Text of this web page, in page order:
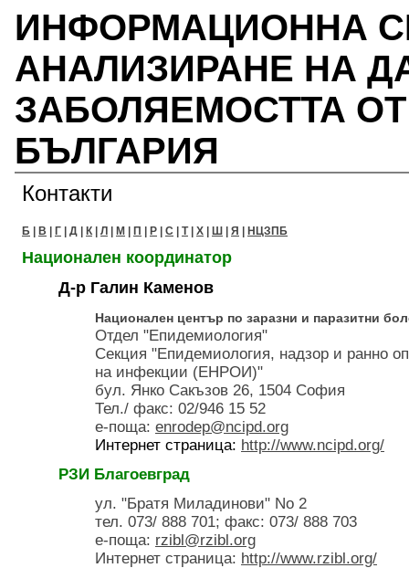
ИНФОРМАЦИОННА
АНАЛИЗИРАНЕ НА
ЗАБОЛЯЕМОСТТА
БЪЛГАРИЯ
Контакти
Б В Г Д К Л М П Р С Т| Х Ш Я НЦЗПБ
Национален координатор
Д-р Галин Каменов
Национален център по заразни и паразитни
Отдел "Епидемиология"
Секция "Епидемиология, надзор и ранно
на инфекции (ЕНРОИ)"
бул. Янко Сакъзов 26, 1504 София
Тел./ факс: 02/946 15 52
е-поща: enrodep@ncipd.org
Интернет страница: http://www.ncipd.org/
РЗИ Благоевград
ул. "Братя Миладинови" No 2
тел. 073/ 888 701; факс: 073/ 888 703
е-поща: rzibl@rzibl.org
Интернет страница: http://www.rzibl.org/